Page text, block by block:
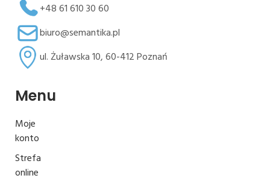
+48 61 610 30 60
biuro@semantika.pl
ul. Żuławska 10, 60-412 Poznań
Menu
Moje
konto
Strefa
online